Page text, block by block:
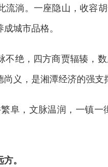
流淌。一座隐山，收容
城市品格。
不绝，四方商贾辐辏，
义，是湘潭经济的强支
阜，文脉温润，一镇一
。